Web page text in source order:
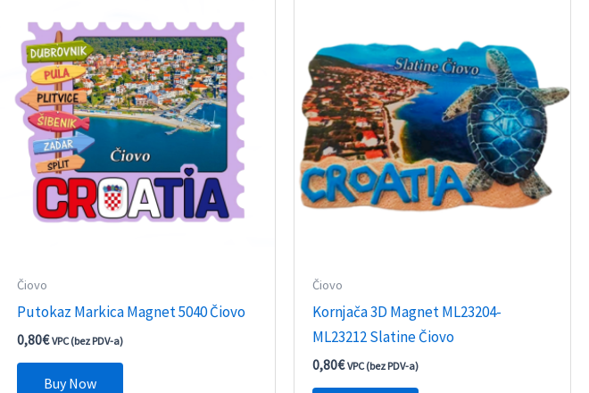
Čiovo
Putokaz Markica Magnet 5040 Čiovo
0,80€ VPC (bez PDV-a)
Buy Now
Čiovo
Kornjača 3D Magnet ML23204-
ML23212 Slatine Čiovo
0,80€ VPC (bez PDV-a)